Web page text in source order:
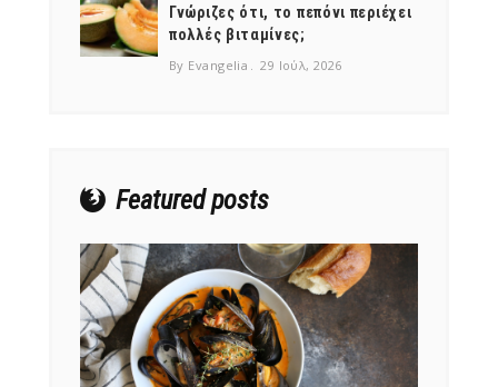
Γνώριζες ότι, το πεπόνι περιέχει
πολλές βιταμίνες;
By Evangelia 29 Ιούλ, 2026
Featured posts